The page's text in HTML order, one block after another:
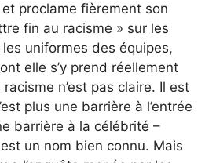
proclame fièrement son
fin au racisme » sur les
uniformes des équipes,
elle s’y prend réellement
n’est pas claire. Il est
plus une barrière à l’entrée
barrière à la célébrité –
un nom bien connu. Mais